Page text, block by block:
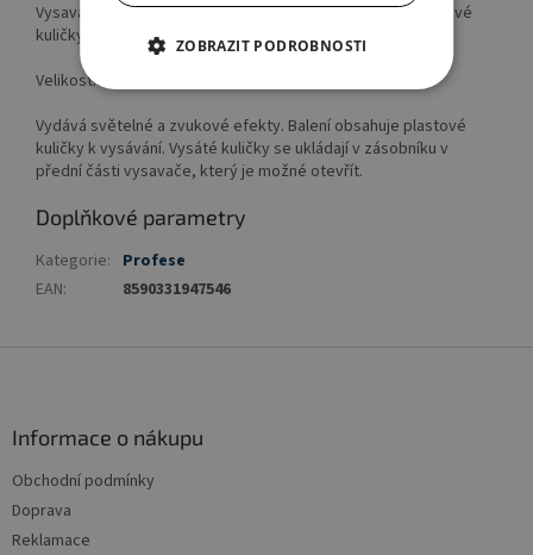
Vysavač funguje na baterie a vysává přiložené polystyrenové
kuličky. 3xAA baterie (nejsou součástí).
Velikost: 22 cm.
Vydává světelné a zvukové efekty. Balení obsahuje plastové
kuličky k vysávání. Vysáté kuličky se ukládají v zásobníku v
přední části vysavače, který je možné otevřít.
Doplňkové parametry
Kategorie: Profese
EAN: 8590331947546
Informace o nákupu
Obchodní podmínky
Doprava
Reklamace
ZOBRAZIT PODROBNOSTI